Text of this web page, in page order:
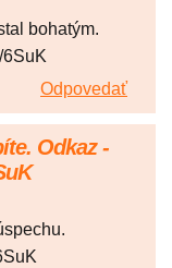
bohatým.
6SuK
Odpovedať
Odkaz -